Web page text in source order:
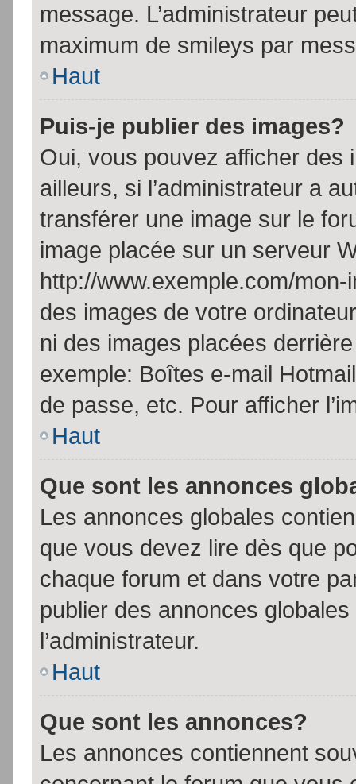
message. L’administrateur
maximum de smileys par
Haut
Puis-je publier des images?
Oui, vous pouvez afficher
ailleurs, si l’administrateur a
transférer une image sur le
image placée sur un serveur
http://www.exemple.com/
des images de votre
ni des images placées
exemple: Boîtes e-mail
de passe, etc. Pour afficher
Haut
Que sont les annonces
Les annonces globales
que vous devez lire dès que
chaque forum et dans votre
publier des annonces
l’administrateur.
Haut
Que sont les annonces?
Les annonces contiennent